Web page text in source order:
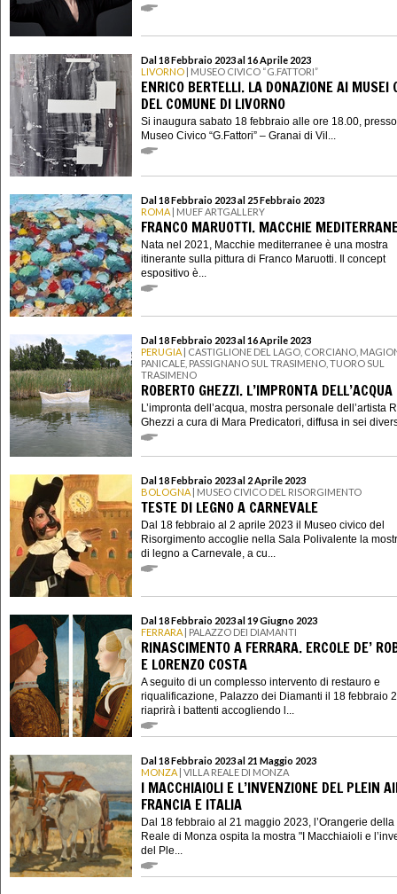
Dal 18 Febbraio 2023 al 16 Aprile 2023
LIVORNO | MUSEO CIVICO “G.FATTORI”
ENRICO BERTELLI. LA DONAZIONE AI MUSEI
DEL COMUNE DI LIVORNO
Si inaugura sabato 18 febbraio alle ore 18.00,
Museo Civico “G.Fattori” – Granai di Vil...
Dal 18 Febbraio 2023 al 25 Febbraio 2023
ROMA | MUEF ARTGALLERY
FRANCO MARUOTTI. MACCHIE
Nata nel 2021, Macchie mediterranee è una mostra
itinerante sulla pittura di Franco Maruotti. Il concept
espositivo è...
Dal 18 Febbraio 2023 al 16 Aprile 2023
PERUGIA | CASTIGLIONE DEL LAGO, CORCIANO,
PANICALE, PASSIGNANO SUL TRASIMENO, TUORO SUL
TRASIMENO
ROBERTO GHEZZI. L’IMPRONTA DELL’ACQUA
L’impronta dell’acqua, mostra personale dell’artista
Ghezzi a cura di Mara Predicatori, diffusa in sei
Dal 18 Febbraio 2023 al 2 Aprile 2023
BOLOGNA | MUSEO CIVICO DEL RISORGIMENTO
TESTE DI LEGNO A CARNEVALE
Dal 18 febbraio al 2 aprile 2023 il Museo civico del
Risorgimento accoglie nella Sala Polivalente la
di legno a Carnevale, a cu...
Dal 18 Febbraio 2023 al 19 Giugno 2023
FERRARA | PALAZZO DEI DIAMANTI
RINASCIMENTO A FERRARA. ERCOLE DE’
E LORENZO COSTA
A seguito di un complesso intervento di restauro e
riqualificazione, Palazzo dei Diamanti il 18 febbraio
riaprirà i battenti accogliendo l...
Dal 18 Febbraio 2023 al 21 Maggio 2023
MONZA | VILLA REALE DI MONZA
I MACCHIAIOLI E L’INVENZIONE DEL PLEIN
FRANCIA E ITALIA
Dal 18 febbraio al 21 maggio 2023, l’Orangerie
Reale di Monza ospita la mostra "I Macchiaioli e
del Ple...